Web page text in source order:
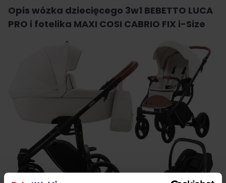
Opis wózka dziecięcego 3w1 BEBETTO LUCA
PRO i fotelika MAXI COSI CABRIO FIX i-Size